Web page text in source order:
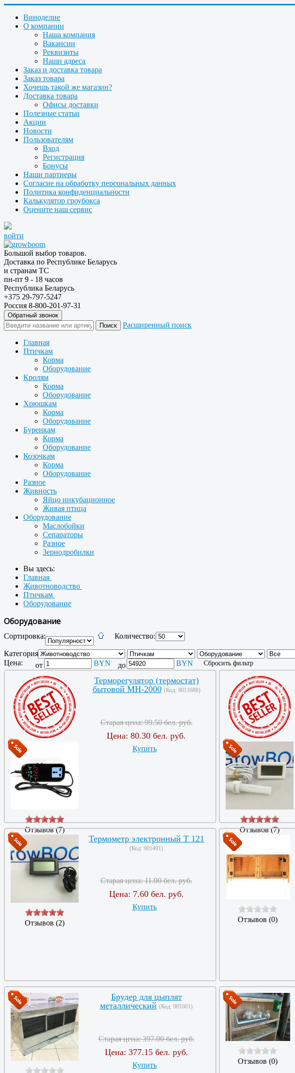
Виноделие
О компании
Наша компания
Вакансии
Реквизиты
Наши адреса
Заказ и доставка товара
Заказ товара
Хочешь такой же магазин?
Доставка товара
Офисы доставки
Полезные статьи
Акции
Новости
Пользователям
Вход
Регистрация
Бонусы
Наши партнеры
Согласие на обработку персональных данных
Политика конфиденциальности
Калькулятор гроубокса
Оцените наш сервис
войти
Большой выбор товаров.
Доставка по Республике Беларусь
и странам ТС
пн-пт 9 - 18 часов
Республика Беларусь
+375 29-797-5247
Россия 8-800-201-97-31
Обратный звонок
Расширенный поиск
Главная
Птичкам
Корма
Оборудование
Кролям
Корма
Оборудование
Хрюшкам
Корма
Оборудование
Буренкам
Корма
Оборудование
Козочкам
Корма
Оборудование
Разное
Живность
Яйцо инкубационное
Живая птица
Оборудование
Маслобойки
Сепараторы
Разное
Зернодробилки
Вы здесь:
Главная
Животноводство
Птичкам
Оборудование
Оборудование
Сортировка: Количество:
Категория:
Цена:
от BYN до BYN Сбросить фильтр
Отзывов (7)
Терморегулятор (термостат)
бытовой MH-2000 (Код: 9011688)
Старая цена:99.50 бел. руб.
Цена: 80.30 бел. руб.
Купить
Отзывов (7)
Отзывов (2)
Термометр электронный T 121
(Код: 901491)
Старая цена:11.00 бел. руб.
Цена: 7.60 бел. руб.
Купить
Отзывов (0)
Брудер для цыплят
металлический (Код: 901601)
Старая цена:397.00 бел. руб.
Цена: 377.15 бел. руб.
Купить Отзывов (0)